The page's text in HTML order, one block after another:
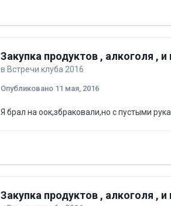
Закупка продуктов , алкоголя ,
в Встречи клуба 2016
Опубликовано 11 мая, 2016
Я брал на оок,збраковали,но с пустыми
Закупка продуктов , алкоголя ,